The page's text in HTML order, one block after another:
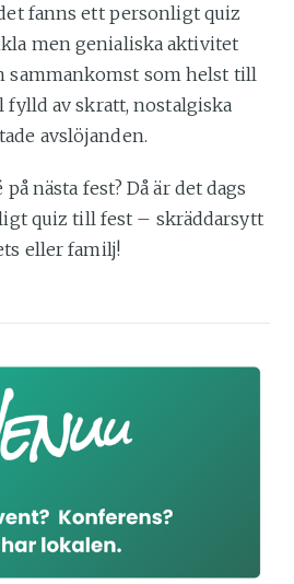
fanns ett personligt quiz
men genialiska aktivitet
sammankomst som helst till
av skratt, nostalgiska
avslöjanden.
nästa fest? Då är det dags
quiz till fest – skräddarsytt
eller familj!